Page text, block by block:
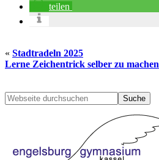
teilen
« Stadtradeln 2025
Lerne Zeichentrick selber zu machen
Seitenspalte
Webseite
durchsuchen